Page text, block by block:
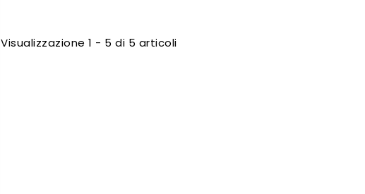
Visualizzazione 1 - 5 di 5 articoli